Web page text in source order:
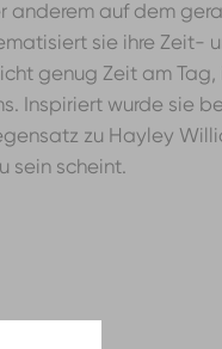
anderem auf dem
sie ihre Zeit-
genug Zeit am Tag,
Inspiriert wurde sie
zu Hayley
sein scheint.